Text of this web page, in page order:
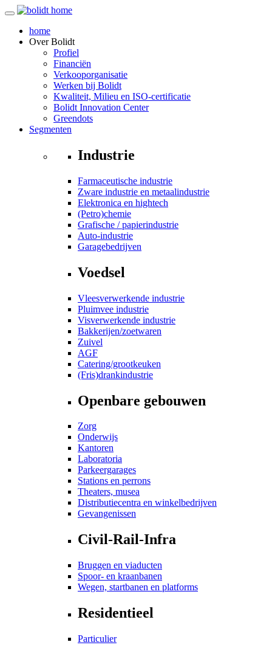
home
OverBolidt
Profiel
Financiën
Verkooporganisatie
Werken bij Bolidt
Kwaliteit, Milieu en ISO-certificatie
Bolidt Innovation Center
Greendots
Segmenten
Industrie
Farmaceutische industrie
Zware industrie en metaalindustrie
Elektronica en hightech
(Petro)chemie
Grafische / papierindustrie
Auto-industrie
Garagebedrijven
Voedsel
Vleesverwerkende industrie
Pluimvee industrie
Visverwerkende industrie
Bakkerijen/zoetwaren
Zuivel
AGF
Catering/grootkeuken
(Fris)drankindustrie
Openbare gebouwen
Zorg
Onderwijs
Kantoren
Laboratoria
Parkeergarages
Stations en perrons
Theaters, musea
Distributiecentra en winkelbedrijven
Gevangenissen
Civil-Rail-Infra
Bruggen en viaducten
Spoor- en kraanbanen
Wegen, startbanen en platforms
Residentieel
Particulier